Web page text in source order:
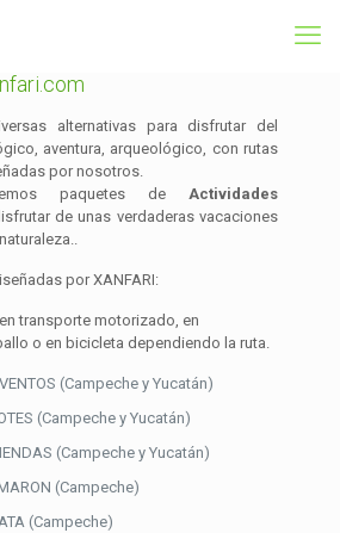
alternativas para disfrutar del
aventura, arqueológico, con rutas
por nosotros.
paquetes deActividades
de unas verdaderas vacaciones
por XANFARI:
transporte motorizado, en
o en bicicleta dependiendo la ruta.
(Campeche y Yucatán)
(Campeche y Yucatán)
(Campeche y Yucatán)
(Campeche)
(Campeche)